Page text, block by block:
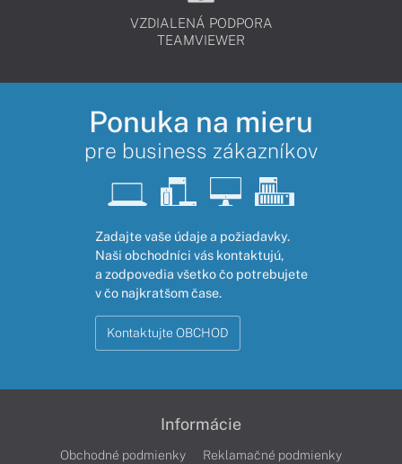
VZDIALENÁ PODPORA
TEAMVIEWER
Ponuka na mieru
pre business zákazníkov
Zadajte vaše údaje a požiadavky.
Naši obchodníci vás kontaktujú,
a zodpovedia všetko čo potrebujete
v čo najkratšom čase.
Kontaktujte OBCHOD
Informácie
Obchodné podmienky
Reklamačné podmienky